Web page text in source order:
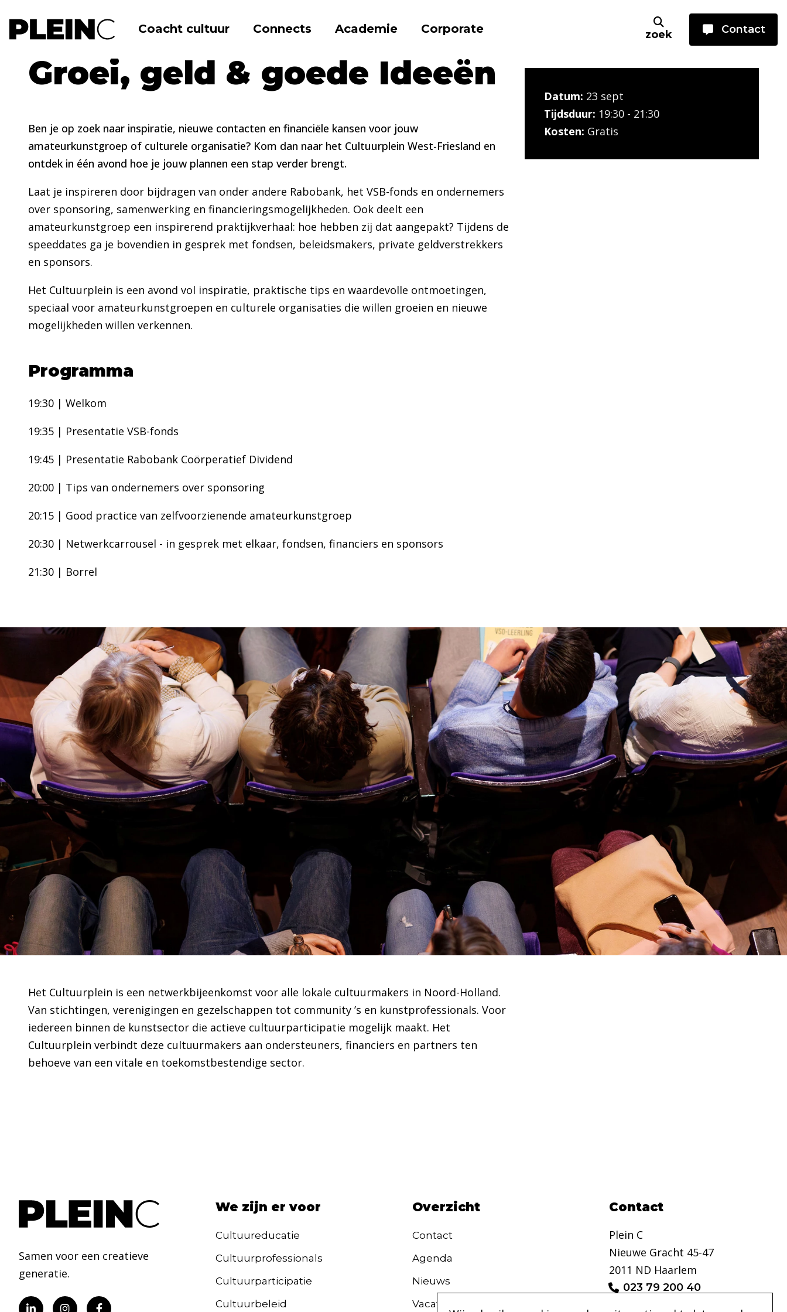
Coacht cultuur Connects Academie Corporate zoek Contact
Home Agenda Cultuurplein
Groei, geld & goede Ideeën
Ben je op zoek naar inspiratie, nieuwe contacten en financiële kansen voor jouw
amateurkunstgroep of culturele organisatie? Kom dan naar het Cultuurplein West-Friesland en
ontdek in één avond hoe je jouw plannen een stap verder brengt.
Laat je inspireren door bijdragen van onder andere Rabobank, het VSB-fonds en ondernemers
over sponsoring, samenwerking en financieringsmogelijkheden. Ook deelt een
amateurkunstgroep een inspirerend praktijkverhaal: hoe hebben zij dat aangepakt? Tijdens de
speeddates ga je bovendien in gesprek met fondsen, beleidsmakers, private geldverstrekkers
en sponsors.
Het Cultuurplein is een avond vol inspiratie, praktische tips en waardevolle ontmoetingen,
speciaal voor amateurkunstgroepen en culturele organisaties die willen groeien en nieuwe
mogelijkheden willen verkennen.
Programma
19:30 | Welkom
19:35 | Presentatie VSB-fonds
19:45 | Presentatie Rabobank Coörperatief Dividend
20:00 | Tips van ondernemers over sponsoring
20:15 | Good practice van zelfvoorzienende amateurkunstgroep
20:30 | Netwerkcarrousel - in gesprek met elkaar, fondsen, financiers en sponsors
21:30 | Borrel
Datum: 23 sept
Tijdsduur: 19:30 - 21:30
Kosten: Gratis
Het Cultuurplein is een netwerkbijeenkomst voor alle lokale cultuurmakers in Noord-Holland.
Van stichtingen, verenigingen en gezelschappen tot community ’s en kunstprofessionals. Voor
iedereen binnen de kunstsector die actieve cultuurparticipatie mogelijk maakt. Het
Cultuurplein verbindt deze cultuurmakers aan ondersteuners, financiers en partners ten
behoeve van een vitale en toekomstbestendige sector.
Samen voor een creatieve
generatie.
We zijn er voor
Cultuureducatie
Cultuurprofessionals
Cultuurparticipatie
Cultuurbeleid
Overzicht
Contact
Agenda
Nieuws
Vacatures
Contact
Plein C
Nieuwe Gracht 45-47
2011 ND Haarlem
023 79 200 40